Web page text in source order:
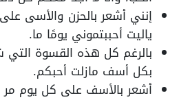
إنني أشعر بالحزن والأسى
ياليت أحببتموني يومًا ما.
بالرغم كل هذه القسوة التي
بكل أسف مازلت أحبكم.
أشعر بالأسف على كل يوم مر